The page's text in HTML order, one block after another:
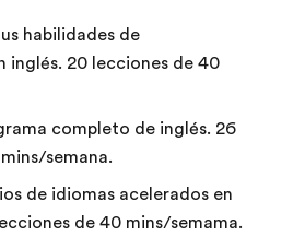
habilidades de
inglés. 20 lecciones de 40
completo de inglés. 26
semana.
de idiomas acelerados en
de 40 mins/semama.